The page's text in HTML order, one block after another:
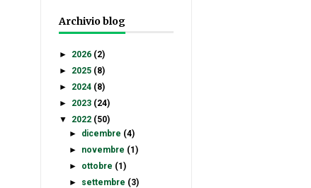
Archivio blog
► 2026 (2)
► 2025 (8)
► 2024 (8)
► 2023 (24)
▼
2022 (50)
► dicembre (4)
► novembre (1)
► ottobre (1)
► settembre (3)